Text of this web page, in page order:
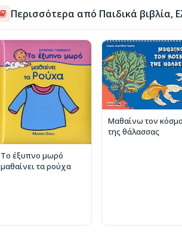
Περισσότερα από Παιδικά βιβλία,
Το έξυπνο μωρό
μαθαίνει τα ρούχα
Μαθαίνω τον κόσμο
της θάλασσας